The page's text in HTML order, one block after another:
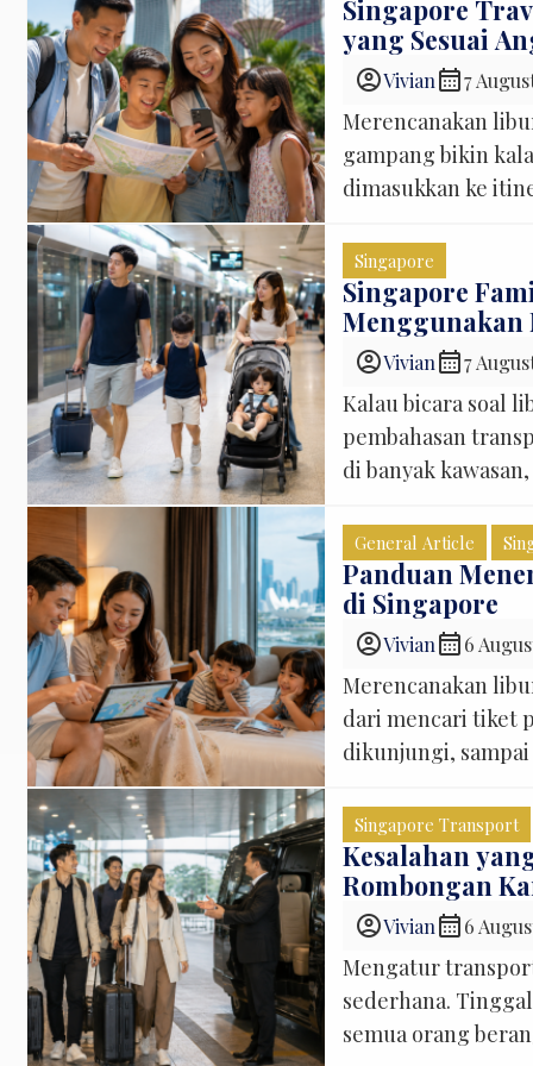
Singapore
yang Sesuai
account_circleViviancalendar_month7
Merencanakan
gampang bikin
dimasukkan ke
dilewatkan,
Changi Airport […]
Singapore
Singapore
Menggunakan
account_circleViviancalendar_month7
Kalau bicara soal
pembahasan
di banyak
yang kadang
saat pergi berdua
General Article
Panduan
di Singapore
account_circleViviancalendar_month6
Merencanakan
dari mencari tiket
dikunjungi,
lokasi hotel
sedikit orang
Singapore Transport
Kesalahan
Rombongan
account_circleViviancalendar_month6
Mengatur
sederhana.
semua orang